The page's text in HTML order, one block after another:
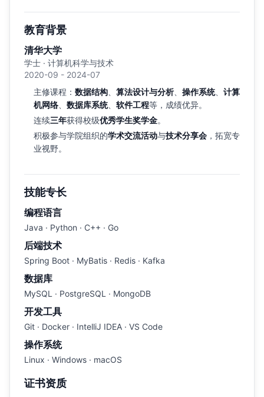
教育背景
清华大学
学士 · 计算机科学与技术
2020-09 - 2024-07
主修课程： 数据结构 算法设计与分析、 操作系统、 计算
机网络
数据库系统、 软件工程等，成绩优异。
连续三年获得校级优秀学生奖学金。
积极参与学院组织的学术交流活动与技术分享会 ，拓宽专
业视野。
技能专长
编程语言
Java · Python · C++ · Go
后端技术
Spring Boot · MyBatis · Redis · Kafka
数据库
MySQL · PostgreSQL · MongoDB
开发工具
Git · Docker · IntelliJ IDEA · VS Code
操作系统
Linux · Windows · macOS
证书资质